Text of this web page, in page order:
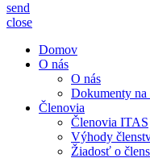
send
close
Domov
O nás
O nás
Dokumenty na
Členovia
Členovia ITAS
Výhody
Žiadosť o